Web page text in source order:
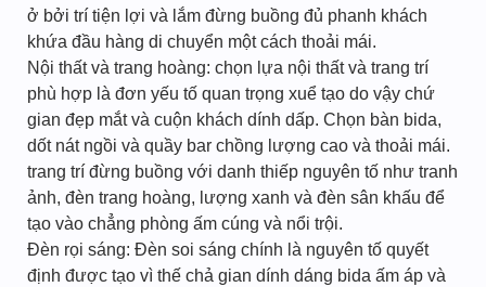
ở bởi trí tiện lợi và lắm đừng buồng đủ phanh khách
khứa đầu hàng di chuyển một cách thoải mái.
Nội thất và trang hoàng: chọn lựa nội thất và trang trí
phù hợp là đơn yếu tố quan trọng xuể tạo do vậy chứ
gian đẹp mắt và cuộn khách dính dấp. Chọn bàn bida,
dốt nát ngồi và quầy bar chồng lượng cao và thoải mái.
trang trí đừng buồng với danh thiếp nguyên tố như tranh
ảnh, đèn trang hoàng, lượng xanh và đèn sân khấu để
tạo vào chẳng phòng ấm cúng và nổi trội.
Đèn rọi sáng: Đèn soi sáng chính là nguyên tố quyết
định được tạo vì thế chả gian dính dáng bida ấm áp và